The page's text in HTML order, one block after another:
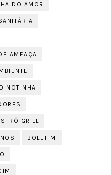
DO AMOR
AMEAÇA
NOTINHA
GRILL
BOLETIM